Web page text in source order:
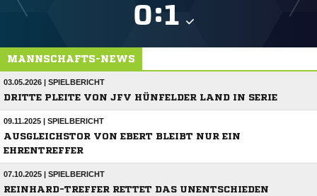
:
MANNSCHAFTS-NEWS
03.05.2026 | SPIELBERICHT
DRITTE PLEITE VON JFV HÜNFELDER LAND IN SERIE
09.11.2025 | SPIELBERICHT
AUSGLEICHSTOR VON EBERT BLEIBT NUR EIN
EHRENTREFFER
07.10.2025 | SPIELBERICHT
REINHARD-TREFFER RETTET DAS UNENTSCHIEDEN